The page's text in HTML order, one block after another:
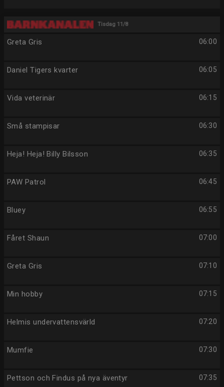
Tisdag 11/8
06:00
Greta Gris
06:05
Daniel Tigers kvarter
06:15
Vida veterinär
06:30
Små stampisar
06:35
Heja! Heja! Billy Bilsson
06:45
PAW Patrol
06:55
Bluey
07:00
Fåret Shaun
07:10
Greta Gris
07:15
Min hobby
07:20
Helmis undervattensvärld
07:30
Mumfie
07:35
Pettson och Findus på nya äventyr